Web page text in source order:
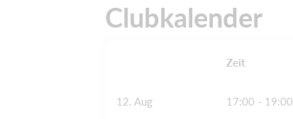
Clubkalender
Zeit
12. Aug 17:00 - 19:00